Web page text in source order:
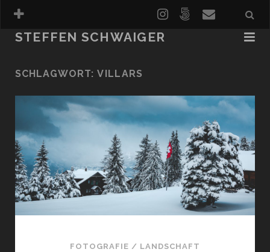
REPORTAGE
ANALOG
FREISPIEL
STEFFEN SCHWAIGER
SCHLAGWORT:VILLARS
FOTOGRAFIE / LANDSCHAFT